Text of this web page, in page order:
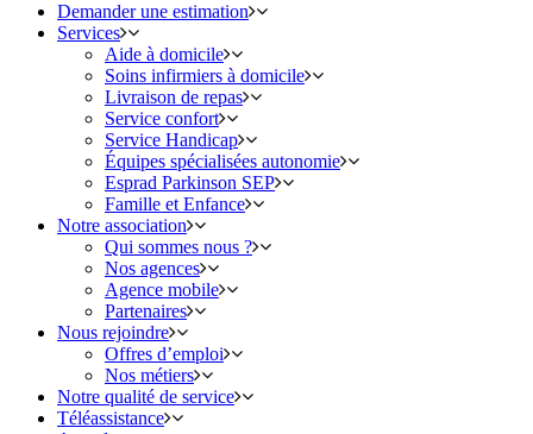
Demander une estimation
Services
Aide à domicile
Soins infirmiers à domicile
Livraison de repas
Service confort
Service Handicap
Équipes spécialisées autonomie
Esprad Parkinson SEP
Famille et Enfance
Notre association
Qui sommes nous ?
Nos agences
Agence mobile
Partenaires
Nous rejoindre
Offres d’emploi
Nos métiers
Notre qualité de service
Téléassistance